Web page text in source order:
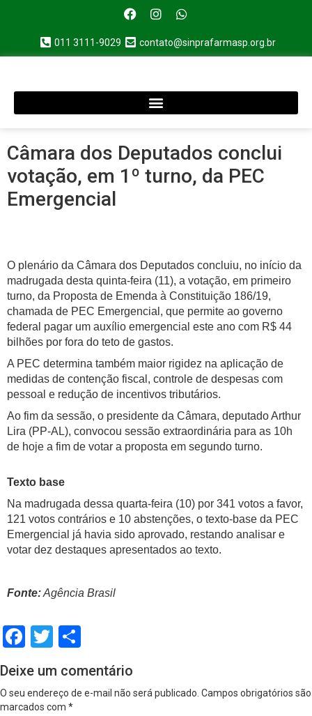
011 3111-9029 contato@sinprafarmasp.org.br
Câmara dos Deputados conclui
votação, em 1º turno, da PEC
Emergencial
O plenário da Câmara dos Deputados concluiu, no início da
madrugada desta quinta-feira (11), a votação, em primeiro
turno, da Proposta de Emenda à Constituição 186/19,
chamada de PEC Emergencial, que permite ao governo
federal pagar um auxílio emergencial este ano com R$ 44
bilhões por fora do teto de gastos.
A PEC determina também maior rigidez na aplicação de
medidas de contenção fiscal, controle de despesas com
pessoal e redução de incentivos tributários.
Ao fim da sessão, o presidente da Câmara, deputado Arthur
Lira (PP-AL), convocou sessão extraordinária para as 10h
de hoje a fim de votar a proposta em segundo turno.
Texto base
Na madrugada dessa quarta-feira (10) por 341 votos a favor,
121 votos contrários e 10 abstenções, o texto-base da PEC
Emergencial já havia sido aprovado, restando analisar e
votar dez destaques apresentados ao texto.
Fonte:Agência Brasil
Facebook
Twitter
Deixe um comentário
O seu endereço de e-mail não será publicado. Campos obrigatórios são
marcados com *